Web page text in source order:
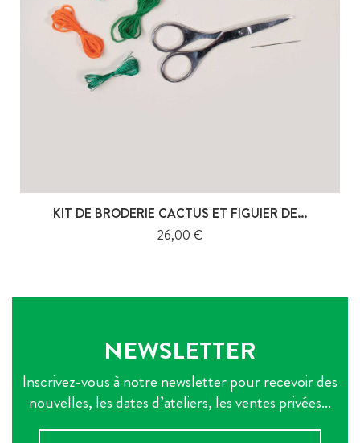
KIT DE BRODERIE CACTUS ET FIGUIER DE...
Prix
26,00 €
NEWSLETTER
Inscrivez-vous à notre newsletter pour recevoir des
nouvelles, les dates d’ateliers, les ventes privées...